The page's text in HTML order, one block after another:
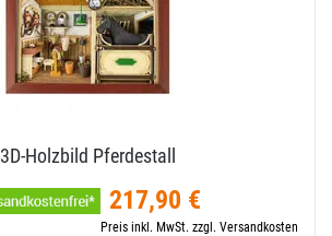
3D-​Holzbild Pferdestall
217,90 €
Preis inkl. MwSt. zzgl. Versandkosten